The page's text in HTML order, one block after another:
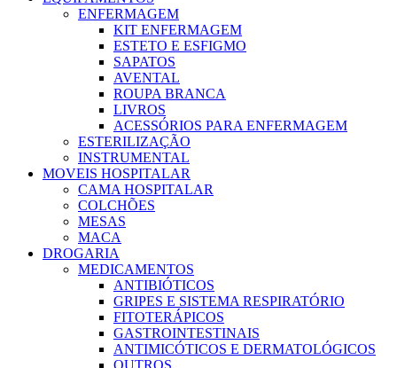
ENFERMAGEM
KIT ENFERMAGEM
ESTETO E ESFIGMO
SAPATOS
AVENTAL
ROUPA BRANCA
LIVROS
ACESSÓRIOS PARA ENFERMAGEM
ESTERILIZAÇÃO
INSTRUMENTAL
MOVEIS HOSPITALAR
CAMA HOSPITALAR
COLCHÕES
MESAS
MACA
DROGARIA
MEDICAMENTOS
ANTIBIÓTICOS
GRIPES E SISTEMA RESPIRATÓRIO
FITOTERÁPICOS
GASTROINTESTINAIS
ANTIMICÓTICOS E DERMATOLÓGICOS
OUTROS